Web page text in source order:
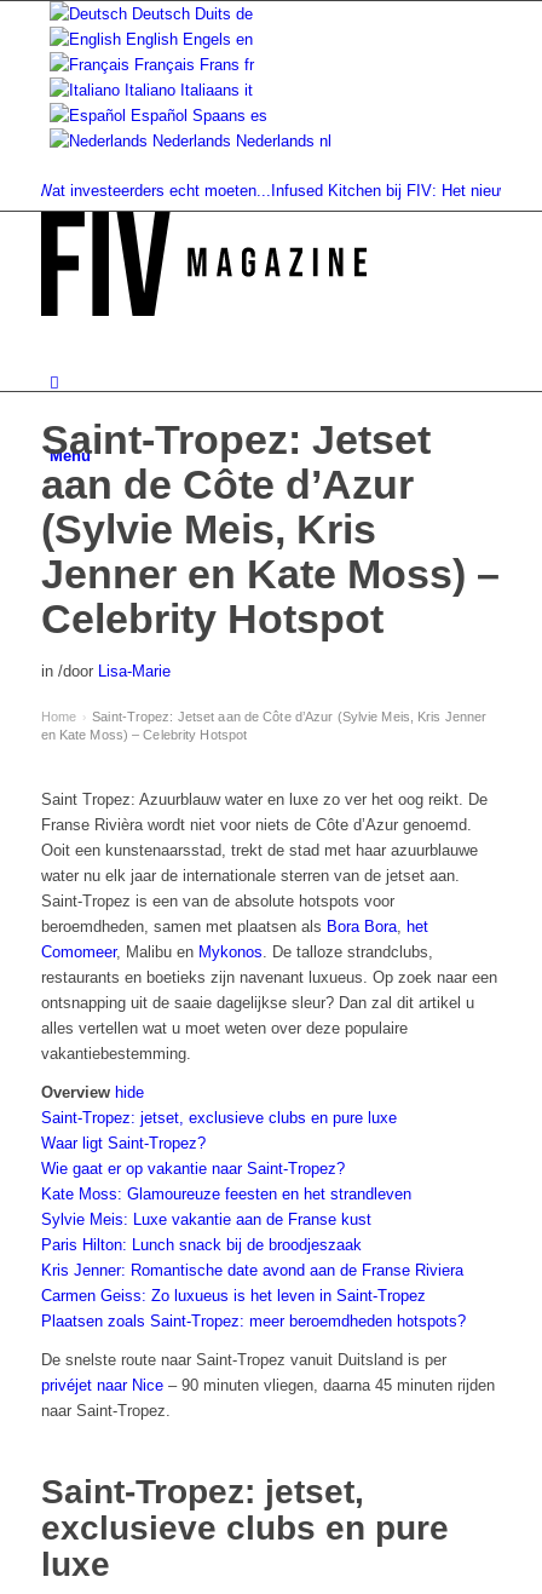
Deutsch Duits de
English Engels en
Français Frans fr
Italiano Italiaans it
Español Spaans es
Nederlands Nederlands nl
investeerders echt moeten...Infused Kitchen bij FIV: Het nieuwe
Menu
Saint-Tropez: Jetset
aan de Côte d’Azur
(Sylvie Meis, Kris
Jenner en Kate Moss) –
Celebrity Hotspot
in /door Lisa-Marie
Home › Saint-Tropez: Jetset aan de Côte d’Azur (Sylvie Meis, Kris Jenner
en Kate Moss) – Celebrity Hotspot
Saint Tropez: Azuurblauw water en luxe zo ver het oog reikt. De
Franse Rivièra wordt niet voor niets de Côte d’Azur genoemd.
Ooit een kunstenaarsstad, trekt de stad met haar azuurblauwe
water nu elk jaar de internationale sterren van de jetset aan.
Saint-Tropez is een van de absolute hotspots voor
beroemdheden, samen met plaatsen als Bora Bora, het
Comomeer, Malibuen Mykonos. De talloze strandclubs,
restaurants en boetieks zijn navenant luxueus. Op zoek naar een
ontsnapping uit de saaie dagelijkse sleur? Dan zal dit artikel u
alles vertellen wat u moet weten over deze populaire
vakantiebestemming.
Overview hide
Saint-Tropez: jetset, exclusieve clubs en pure luxe
Waar ligt Saint-Tropez?
Wie gaat er op vakantie naar Saint-Tropez?
Kate Moss: Glamoureuze feesten en het strandleven
Sylvie Meis: Luxe vakantie aan de Franse kust
Paris Hilton: Lunch snack bij de broodjeszaak
Kris Jenner: Romantische date avond aan de Franse Riviera
Carmen Geiss: Zo luxueus is het leven in Saint-Tropez
Plaatsen zoals Saint-Tropez: meer beroemdheden hotspots?
De snelste route naar Saint-Tropez vanuit Duitsland is per
privéjet naar Nice– 90 minuten vliegen, daarna 45 minuten rijden
naar Saint-Tropez.
Saint-Tropez: jetset,
exclusieve clubs en pure
luxe